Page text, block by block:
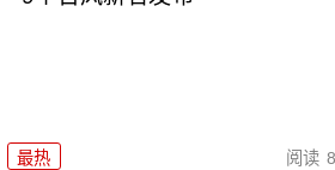
最热 阅读